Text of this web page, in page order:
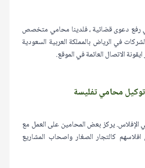
رفع دعوى قضائية ، فلدينا محامي متخصص
في الرياض بالمملكة العربية السعودية
الاتصال العائمة في الموقع.
محامي تفليسة
الإفلاس. يركز بعض المحامين على العمل مع
افلاسهم كالتجار الصغار واصحاب المشاريع